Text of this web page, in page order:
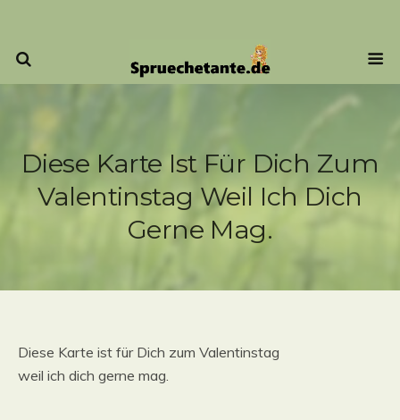
Diese Karte Ist Für Dich Zum
Valentinstag Weil Ich Dich
Gerne Mag.
Diese Karte ist für Dich zum Valentinstag
weil ich dich gerne mag.